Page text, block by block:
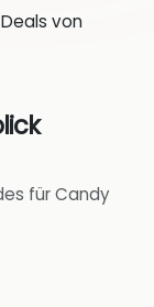
von
für Candy